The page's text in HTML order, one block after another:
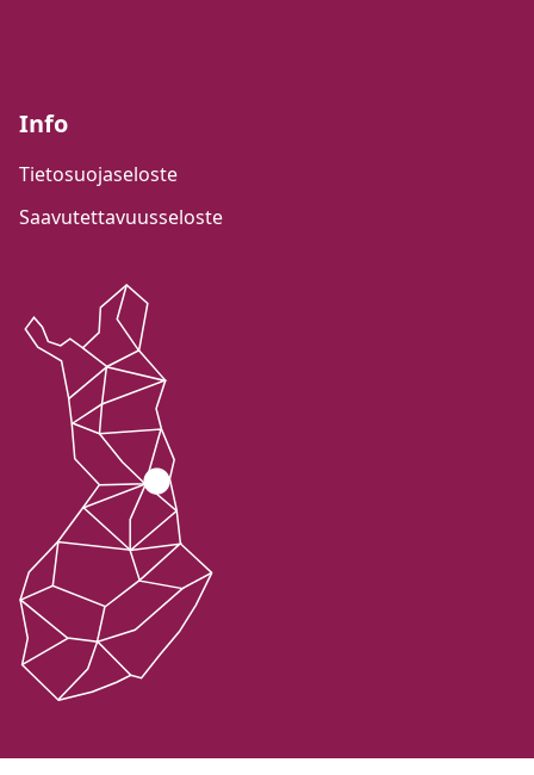
Info
Tietosuojaseloste
Saavutettavuusseloste